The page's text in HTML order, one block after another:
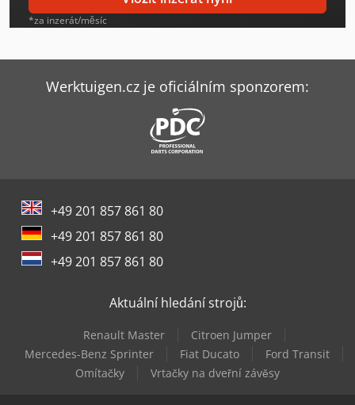
*za inzerát/měsíc
Werktuigen.cz je oficiálním sponzorem:
+49 201 857 861 80
+49 201 857 861 80
+49 201 857 861 80
Aktuální hledání strojů:
Renault Master
Citroen Jumper
Mercedes-Benz Sprinter
Fiat Ducato
Ford Transit
Omítačky
Vrtačky na dveřní závěsy